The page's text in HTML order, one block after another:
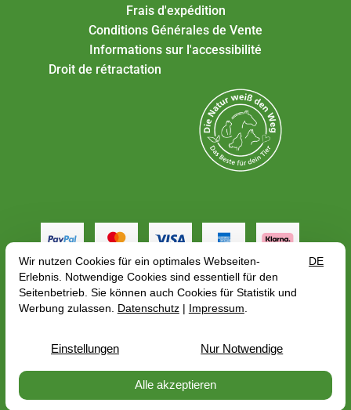
Frais d'expédition
Conditions Générales de Vente
Informations sur l'accessibilité
Droit de rétractation
Tous les tarifs incluent la TVA plusfrais de port
fonction de l'adresse de livraison, le prix brut peut
livraison.
© 2026 — PerNaturam GmbH